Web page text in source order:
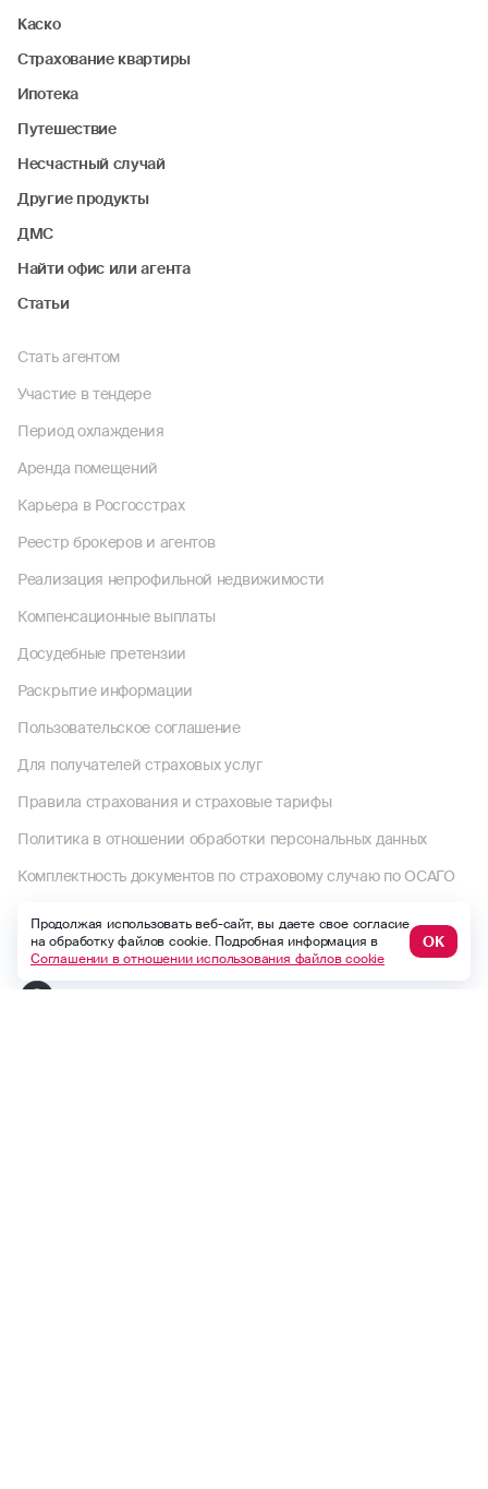
Каско
Страхование квартиры
Ипотека
Путешествие
Несчастный случай
Другие продукты
ДМС
Найти офис или агента
Статьи
Стать агентом
Участие в тендере
Период охлаждения
Аренда помещений
Карьера в Росгосстрах
Реестр брокеров и агентов
Реализация непрофильной недвижимости
Компенсационные выплаты
Досудебные претензии
Раскрытие информации
Пользовательское соглашение
Для получателей страховых услуг
Правила страхования и страховые тарифы
Политика в отношении обработки персональных данных
Комплектность документов по страховому случаю по ОСАГО
Финансовый уполномоченный
Продолжая использовать веб-сайт, вы даете свое согласие
на обработку файлов cookie. Подробная информация в
Соглашении в отношении использования файлов cookie
ОК